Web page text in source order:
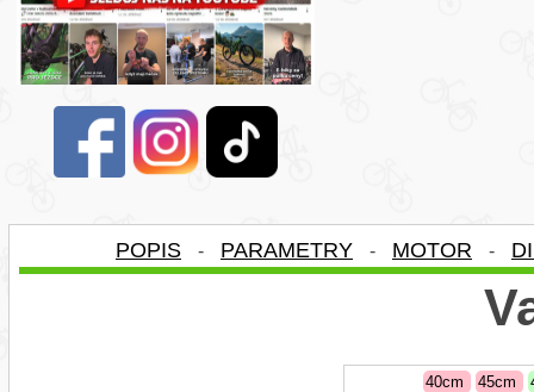
POPIS - PARAMETRY - MOTOR -
40cm 45cm